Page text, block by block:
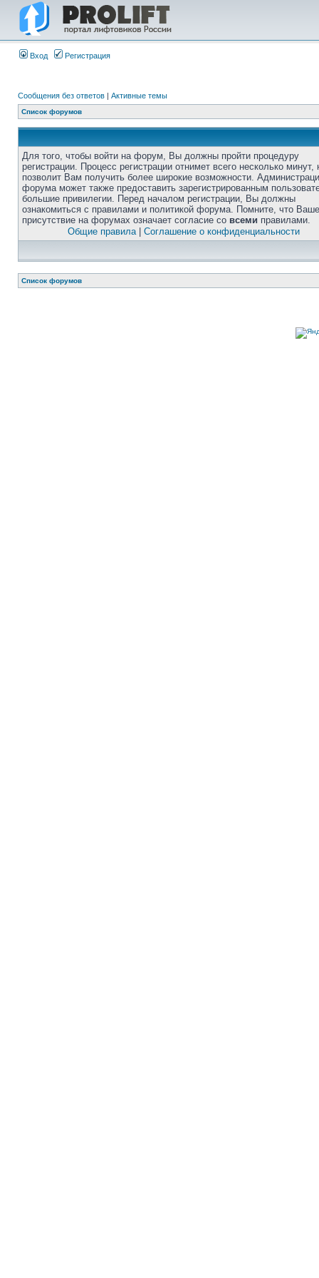
Вход Регистрация
Сообщения без ответов | Активные темы
Список форумов
Для того, чтобы войти на форум, Вы должны пройти процедуру
регистрации. Процесс регистрации отнимет всего несколько минут,
позволит Вам получить более широкие возможности.
форума может также предоставить зарегистрированным
большие привилегии. Перед началом регистрации, Вы должны
ознакомиться с правилами и политикой форума. Помните, что Ваше
присутствие на форумах означает согласие со всеми правилами.
Общие правила| Соглашение о конфиденциальности
Список форумов